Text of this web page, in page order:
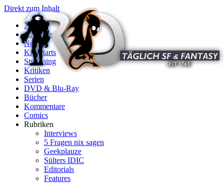
Direkt zum Inhalt
X
Startseite
News
Kinostarts
Streaming
Kritiken
Serien
DVD & Blu-Ray
Bücher
Kommentare
Comics
Rubriken
Interviews
5 Fragen nix sagen
Geekplauze
Sülters IDIC
Editorials
Features